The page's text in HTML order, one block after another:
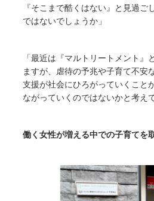
『そこまで酷くはない』と見過ご
ではないでしょうか」
「最近は『マルトリートメント』
ますが、虐待の予兆や子育て不安
支援が社会にひろがっていくこと
ながっていくのではないかと考え
働く女性が増える中での子育てを